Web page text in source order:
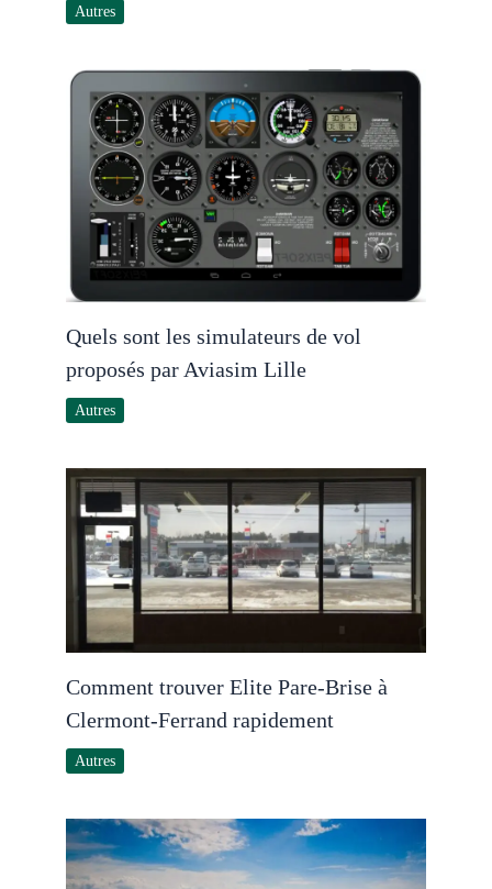
Autres
Quels sont les simulateurs de vol
proposés par Aviasim Lille
Autres
Comment trouver Elite Pare-Brise à
Clermont-Ferrand rapidement
Autres